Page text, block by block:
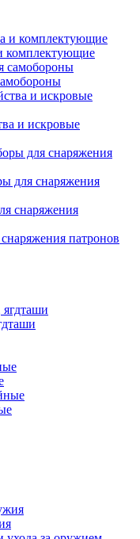
комплектующие
и искровые
для снаряжения
патронов